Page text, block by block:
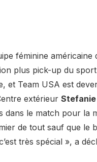
féminine
plus pick-up du
et Team USA est
extérieur Stefanie
le match pour la
de tout sauf que
très spécial », a